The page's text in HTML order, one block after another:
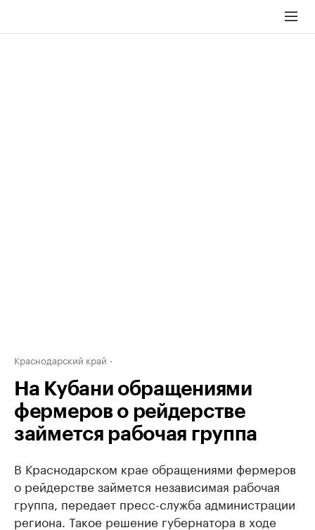
Краснодарский край
На Кубани обращениями
фермеров о рейдерстве
займется рабочая группа
В Краснодарском крае обращениями фермеров
о рейдерстве займется независимая рабочая
группа, передает пресс-служба администрации
региона. Такое решение губернатора в ходе